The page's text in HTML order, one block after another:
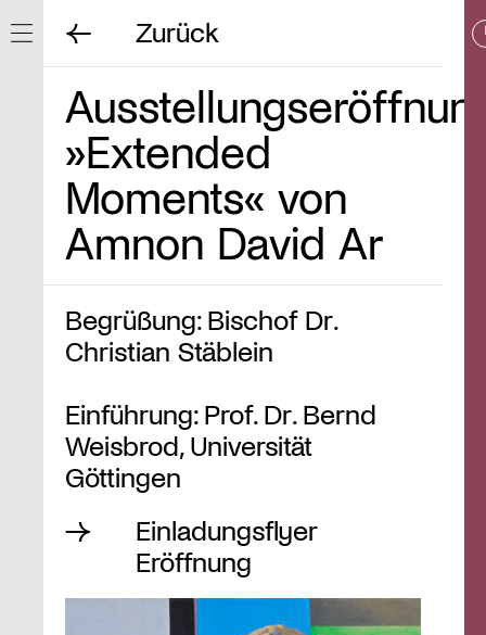
Navigation ein/ausblenden
Zurück
»Extended
Moments« von
Amnon David Ar
Begrüßung: Bischof Dr.
Christian Stäblein
Einführung: Prof. Dr. Bernd
Weisbrod, Universität
Göttingen
Einladungsflyer
Eröffnung